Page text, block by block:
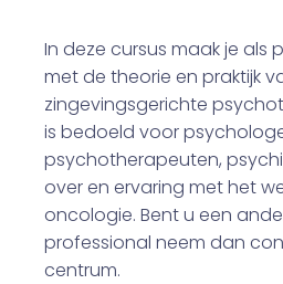
In deze cursus maak je als
met de theorie en praktijk
zingevingsgerichte
is bedoeld voor
psychotherapeuten,
over en ervaring met het
oncologie. Bent u een
professional neem dan
centrum.